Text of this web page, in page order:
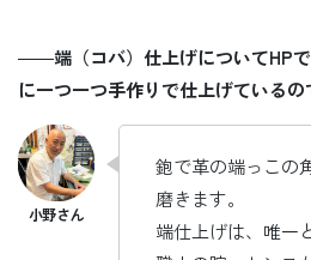
――端（コバ）仕上げについてHP
に一つ一つ手作りで仕上げているの
鉋で革の端っこの
磨きます。
端仕上げは、唯一